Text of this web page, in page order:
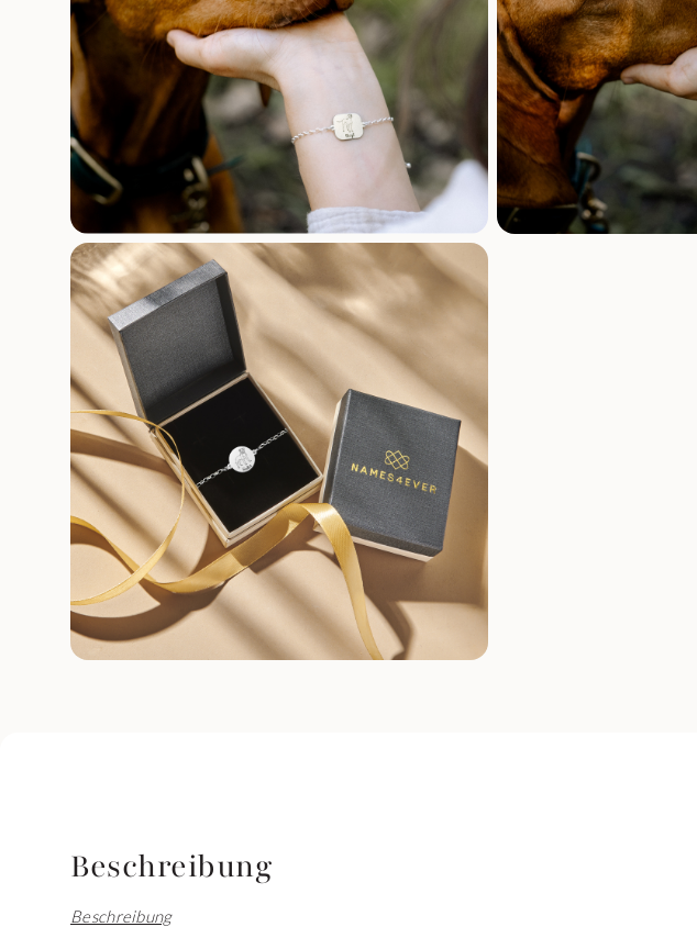
Beschreibung
Beschreibung